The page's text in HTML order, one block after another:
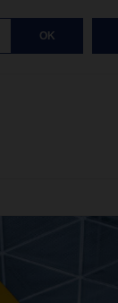
OK